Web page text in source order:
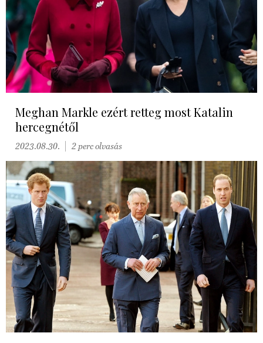
Meghan Markle ezért retteg most Katalin
hercegnétől
2023.08.30. 2 perc olvasás